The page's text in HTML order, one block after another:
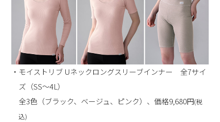
・モイストリブ Uネックロングスリーブインナー 全7サイ
ズ（SS～4L）
全3色（ブラック、ベージュ、ピンク）、価格9,680円(税
込)